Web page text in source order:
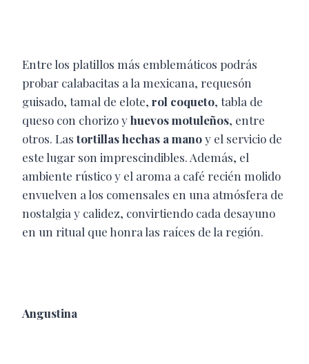
Entre los platillos más emblemáticos podrás
probar calabacitas a la mexicana, requesón
guisado, tamal de elote, rol coqueto, tabla de
queso con chorizo yhuevos motuleños, entre
otros. Lastortillas hechas a manoy el servicio de
este lugar son imprescindibles. Además, el
ambiente rústico y el aroma a café recién molido
envuelven a los comensales en una atmósfera de
nostalgia y calidez, convirtiendo cada desayuno
en un ritual que honra las raíces de la región.
Angustina